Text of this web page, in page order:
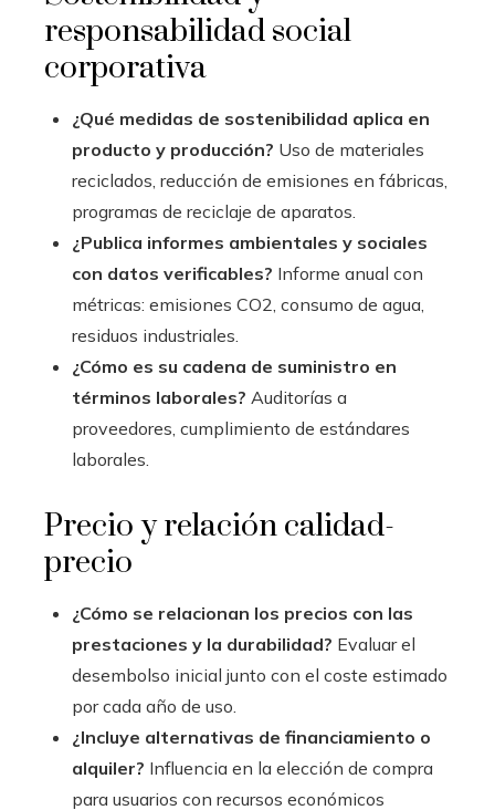
responsabilidad social
corporativa
¿Qué medidas de sostenibilidad aplica en
producto y producción? Uso de materiales
reciclados, reducción de emisiones en fábricas,
programas de reciclaje de aparatos.
¿Publica informes ambientales y sociales
con datos verificables? Informe anual con
métricas: emisiones CO2, consumo de agua,
residuos industriales.
¿Cómo es su cadena de suministro en
términos laborales? Auditorías a
proveedores, cumplimiento de estándares
laborales.
Precio y relación calidad-
precio
¿Cómo se relacionan los precios con las
prestaciones y la durabilidad? Evaluar el
desembolso inicial junto con el coste estimado
por cada año de uso.
¿Incluye alternativas de financiamiento o
alquiler? Influencia en la elección de compra
para usuarios con recursos económicos